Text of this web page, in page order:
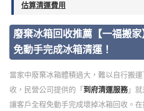
估算清運費用
廢棄冰箱回收推薦【一福搬
免動手完成冰箱清運！
當家中廢棄冰箱體積過大，難以自行搬運
收，民營公司提供的「 到府清運服務」就
讓客戶全程免動手完成壞掉冰箱回收。